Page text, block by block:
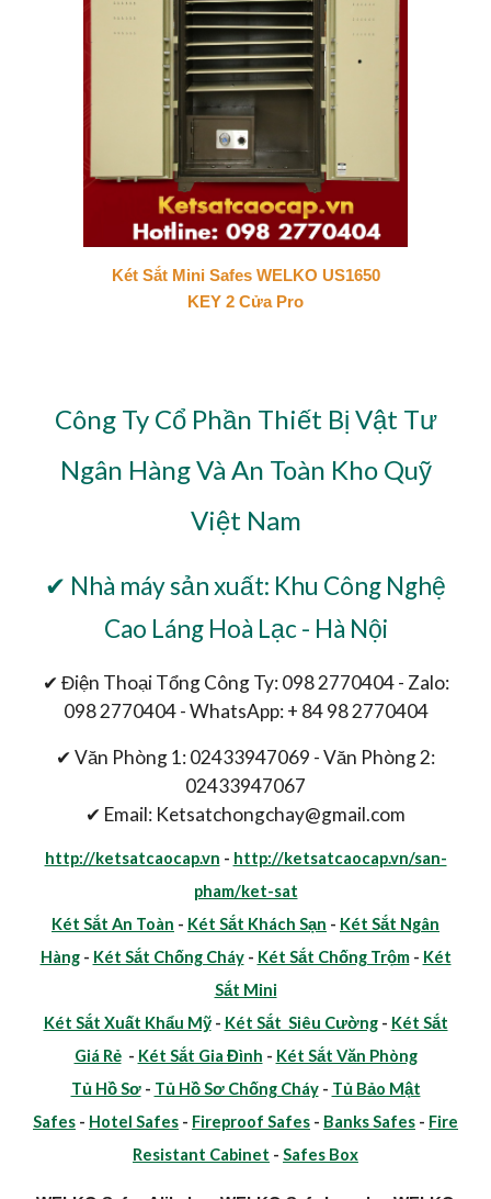
Két Sắt Mini Safes WELKO US1650
KEY 2 Cửa Pro
Công Ty Cổ Phần Thiết Bị Vật Tư
Ngân Hàng Và An Toàn Kho Quỹ
Việt Nam
✔ Nhà máy sản xuất: Khu Công Nghệ
Cao Láng Hoà Lạc - Hà Nội
✔ Điện Thoại Tổng Công Ty: 098 2770404 - Zalo:
098 2770404 - WhatsApp: + 84 98 2770404
✔ Văn Phòng 1: 02433947069 - Văn Phòng 2:
02433947067
✔ Email: Ketsatchongchay@gmail.com
http://ketsatcaocap.vn - http://ketsatcaocap.vn/san-
pham/ket-sat
Két Sắt An Toàn - Két Sắt Khách Sạn - Két Sắt Ngân
Hàng- Két Sắt Chống Cháy- Két Sắt Chống Trộm- Két
Sắt Mini
Két Sắt Xuất Khẩu Mỹ- Két Sắt Siêu Cường- Két Sắt
Giá Rẻ- Két Sắt Gia Đình - Két Sắt Văn Phòng
Tủ Hồ Sơ- Tủ Hồ Sơ Chống Cháy- Tủ Bảo Mật
Safes - Hotel Safes - Fireproof Safes - Banks Safes - Fire
Resistant Cabinet - Safes Box